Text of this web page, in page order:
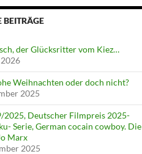
BEITRÄGE
der Glücksritter vom Kiez…
Weihnachten oder doch nicht?
2025
2025, Deutscher Filmpreis 2025-
Serie, German cocain cowboy. Die
Marx
2025